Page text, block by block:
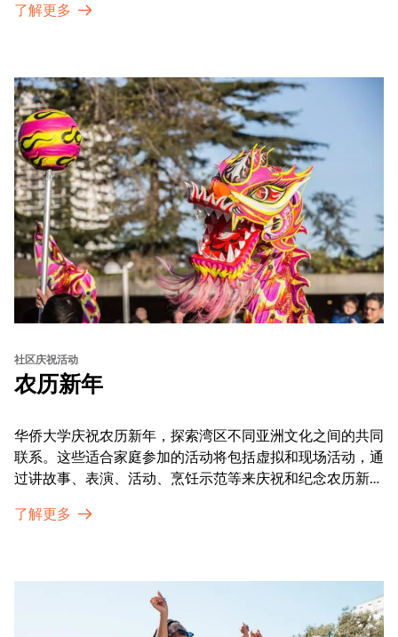
了解更多
社区庆祝活动
农历新年
华侨大学庆祝农历新年，探索湾区不同亚洲文化之间的共同
联系。这些适合家庭参加的活动将包括虚拟和现场活动，通
过讲故事、表演、活动、烹饪示范等来庆祝和纪念农历新年
通过亲身参与和虚拟的治疗圈来相互支持。
了解更多